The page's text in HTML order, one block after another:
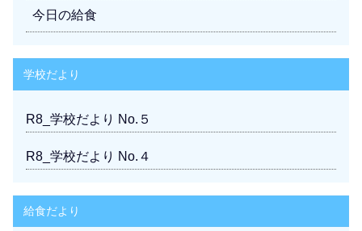
今日の給食
学校だより
R8_学校だより No.５
R8_学校だより No.４
給食だより